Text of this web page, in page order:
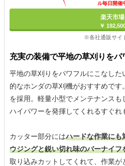
ル毎日開催
楽天市場
￥
※各社通販サイ
充実の装備で平地の草刈りをパ
平地の草刈りをパワフルにこなした
的なホンダの草刈機がおすすめで
を採用。軽量小型でメンテナンス
ハイパワーを発揮してくれるすぐれ
カッター部分にはハードな作業にも
ウジングと鋭い切れ味のバーナイフ
取り込みカットしてくれて、作業が